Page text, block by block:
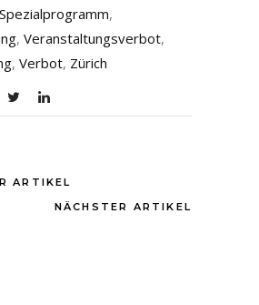
Spezialprogramm,
, Veranstaltungsverbot,
, Verbot, Zürich
ARTIKEL
NÄCHSTER ARTIKEL